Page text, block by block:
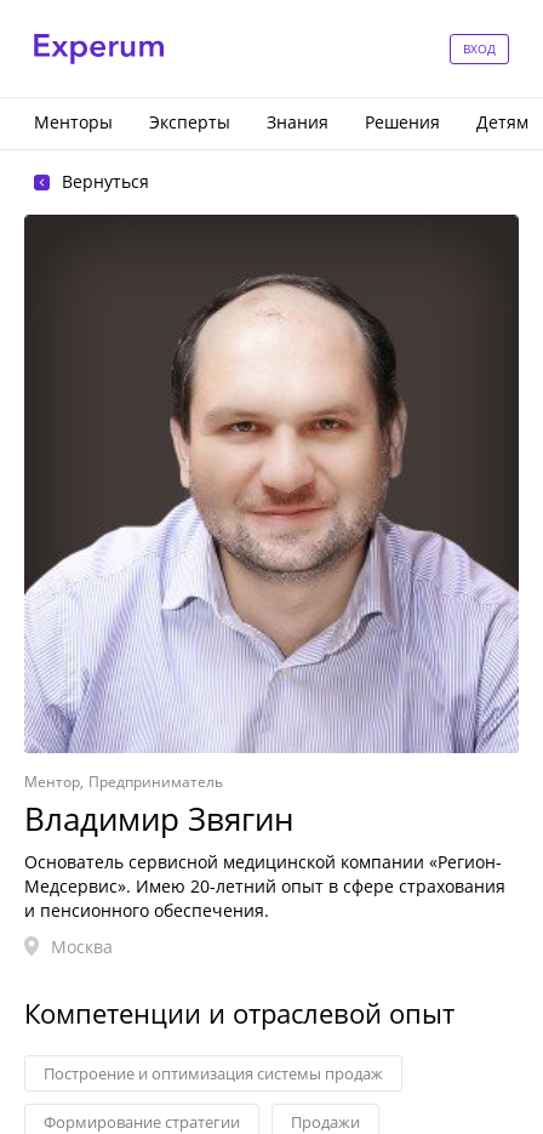
ВХОД
Менторы Эксперты Знания Решения Детям
Вернуться
Ментор Предприниматель
Владимир Звягин
Основатель сервисной медицинской компании «Регион-
Медсервис». Имею 20-летний опыт в сфере страхования
и пенсионного обеспечения.
Москва
Компетенции и отраслевой опыт
Построение и оптимизация системы продаж
Формирование стратегии Продажи